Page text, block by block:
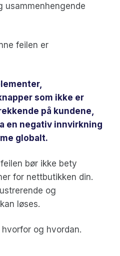
usammenhengende
feilen er
som ikke er
på kundene,
en negativ innvirkning
globalt.
bør ikke bety
for nettbutikken din.
og
løses.
og hvordan.